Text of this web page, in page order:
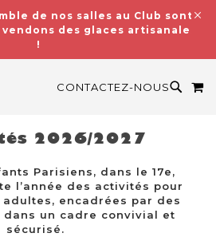
de nos salles au Club sont
des glaces artisanales
!
CONTACTEZ-NOUS
2026/2027
Parisiens, dans le 17e,
l’année des activités pour
encadrées par des
un cadre convivial et
sécurisé.